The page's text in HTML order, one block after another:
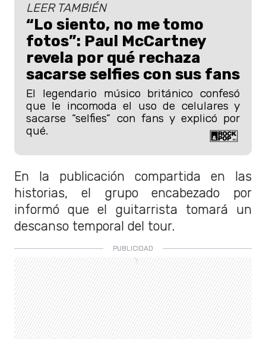
LEER TAMBIÉN
“Lo siento, no me tomo
fotos”: Paul McCartney
revela por qué rechaza
sacarse selfies con sus fans
El legendario músico británico confesó
que le incomoda el uso de celulares y
sacarse “selfies” con fans y explicó por
qué.
En la publicación compartida en las
historias, el grupo encabezado por
informó que el guitarrista tomará un
descanso temporal del tour.